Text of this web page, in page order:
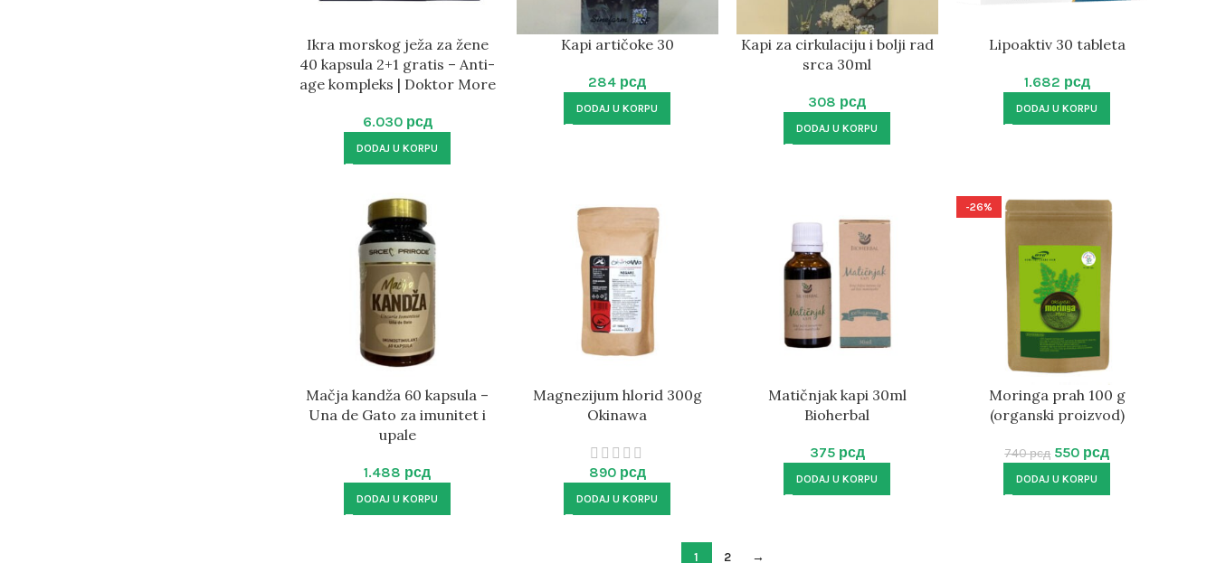
Ikra morskog ježa za žene
40 kapsula 2+1 gratis – Anti-
age kompleks | Doktor More
6.030 рсд
DODAJ U KORPU
Kapi artičoke 30
284 рсд
DODAJ U KORPU
Kapi za cirkulaciju i bolji rad
srca 30ml
308 рсд
DODAJ U KORPU
Lipoaktiv 30 tableta
1.682 рсд
DODAJ U KORPU
Mačja kandža 60 kapsula –
Una de Gato za imunitet i
upale
1.488 рсд
DODAJ U KORPU
Magnezijum hlorid 300g
Okinawa
890 рсд
DODAJ U KORPU
Matičnjak kapi 30ml
Bioherbal
375 рсд
DODAJ U KORPU
-26%
Moringa prah 100 g
(organski proizvod)
740рсд 550 рсд
DODAJ U KORPU
1 2 →